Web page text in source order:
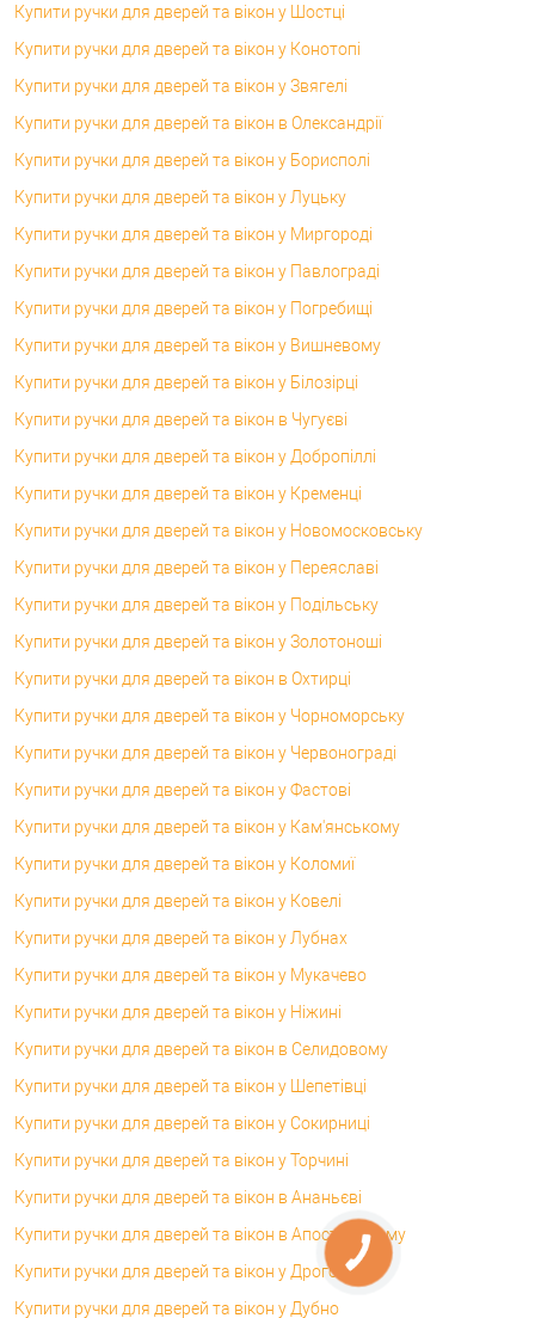
Купити ручки для дверей та вікон у Шостці
Купити ручки для дверей та вікон у Конотопі
Купити ручки для дверей та вікон у Звягелі
Купити ручки для дверей та вікон в Олександрії
Купити ручки для дверей та вікон у Борисполі
Купити ручки для дверей та вікон у Луцьку
Купити ручки для дверей та вікон у Миргороді
Купити ручки для дверей та вікон у Павлограді
Купити ручки для дверей та вікон у Погребищі
Купити ручки для дверей та вікон у Вишневому
Купити ручки для дверей та вікон у Білозірці
Купити ручки для дверей та вікон в Чугуєві
Купити ручки для дверей та вікон у Добропіллі
Купити ручки для дверей та вікон у Кременці
Купити ручки для дверей та вікон у Новомосковську
Купити ручки для дверей та вікон у Переяславі
Купити ручки для дверей та вікон у Подільську
Купити ручки для дверей та вікон у Золотоноші
Купити ручки для дверей та вікон в Охтирці
Купити ручки для дверей та вікон у Чорноморську
Купити ручки для дверей та вікон у Червонограді
Купити ручки для дверей та вікон у Фастові
Купити ручки для дверей та вікон у Кам'янському
Купити ручки для дверей та вікон у Коломиї
Купити ручки для дверей та вікон у Ковелі
Купити ручки для дверей та вікон у Лубнах
Купити ручки для дверей та вікон у Мукачево
Купити ручки для дверей та вікон у Ніжині
Купити ручки для дверей та вікон в Селидовому
Купити ручки для дверей та вікон у Шепетівці
Купити ручки для дверей та вікон у Сокирниці
Купити ручки для дверей та вікон у Торчині
Купити ручки для дверей та вікон в Ананьєві
Купити ручки для дверей та вікон в Апостоловому
Купити ручки для дверей та вікон у Дрогобичі
Купити ручки для дверей та вікон у Дубно